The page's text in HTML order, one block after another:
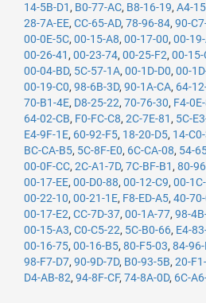
14-5B-D1 , B0-77-AC, B8-16-19, A4-
28-7A-EE, CC-65-AD, 78-96-84, 90-
00-0E-5C, 00-15-A8, 00-17-00, 00-
00-26-41 , 00-23-74, 00-25-F2, 00-15-
00-04-BD, 5C-57-1A, 00-1D-D0, 00-
00-19-C0, 98-6B-3D, 90-1A-CA, 64-
70-B1-4E, D8-25-22, 70-76-30, F4-
64-02-CB, F0-FC-C8, 2C-7E-81 , 5C-
E4-9F-1E, 60-92-F5, 18-20-D5, 14-
BC-CA-B5, 5C-8F-E0, 6C-CA-08, 54-
00-0F-CC, 2C-A1-7D, 7C-BF-B1 , 80-
00-17-EE, 00-D0-88, 00-12-C9, 00-
00-22-10, 00-21-1E, F8-ED-A5, 40-
00-17-E2, CC-7D-37, 00-1A-77, 98-
00-15-A3, C0-C5-22, 5C-B0-66, E4-
00-16-75, 00-16-B5, 80-F5-03, 84-96-
98-F7-D7, 90-9D-7D, B0-93-5B, 20-
D4-AB-82, 94-8F-CF, 74-8A-0D, 6C-